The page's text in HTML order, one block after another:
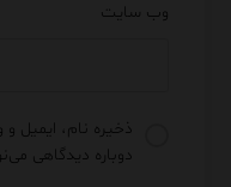
وب‌ سایت
ذخیره نام، ایمیل
دوباره دیدگاهی